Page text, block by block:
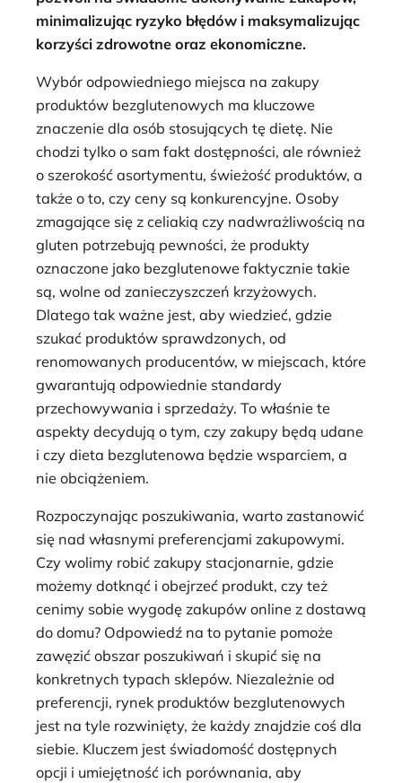
minimalizując ryzyko błędów i maksymalizując
korzyści zdrowotne oraz ekonomiczne.
Wybór odpowiedniego miejsca na zakupy
produktów bezglutenowych ma kluczowe
znaczenie dla osób stosujących tę dietę. Nie
chodzi tylko o sam fakt dostępności, ale również
o szerokość asortymentu, świeżość produktów, a
także o to, czy ceny są konkurencyjne. Osoby
zmagające się z celiakią czy nadwrażliwością na
gluten potrzebują pewności, że produkty
oznaczone jako bezglutenowe faktycznie takie
są, wolne od zanieczyszczeń krzyżowych.
Dlatego tak ważne jest, aby wiedzieć, gdzie
szukać produktów sprawdzonych, od
renomowanych producentów, w miejscach, które
gwarantują odpowiednie standardy
przechowywania i sprzedaży. To właśnie te
aspekty decydują o tym, czy zakupy będą udane
i czy dieta bezglutenowa będzie wsparciem, a
nie obciążeniem.
Rozpoczynając poszukiwania, warto zastanowić
się nad własnymi preferencjami zakupowymi.
Czy wolimy robić zakupy stacjonarnie, gdzie
możemy dotknąć i obejrzeć produkt, czy też
cenimy sobie wygodę zakupów online z dostawą
do domu? Odpowiedź na to pytanie pomoże
zawęzić obszar poszukiwań i skupić się na
konkretnych typach sklepów. Niezależnie od
preferencji, rynek produktów bezglutenowych
jest na tyle rozwinięty, że każdy znajdzie coś dla
siebie. Kluczem jest świadomość dostępnych
opcji i umiejętność ich porównania, aby